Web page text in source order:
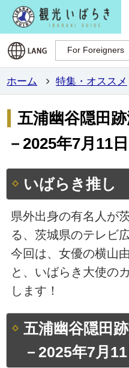
For Foreigners
For Foreigners
ホーム 特集・オススメ
五浦幽谷隠田跡
－2025年7月11
いばらき推し
県外出身の有名人が
る、茨城県のテレビ
今回は、女優の横山
と、いばらき大使の
します！
五浦幽谷隠田
－2025年7月11